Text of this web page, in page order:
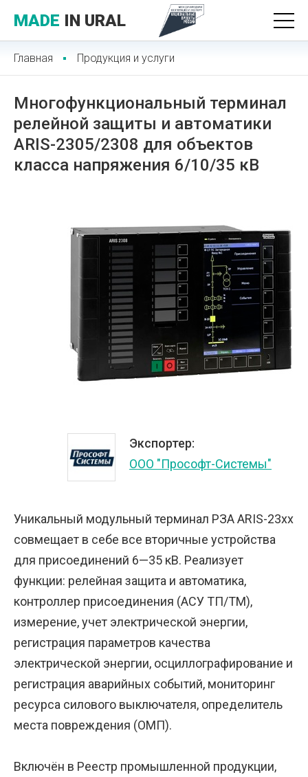
MADE IN URAL
Главная Продукция и услуги
Многофункциональный терминал
релейной защиты и автоматики
ARIS-2305/2308 для объектов
класса напряжения 6/10/35 кВ
Экспортер:
ООО "Прософт-Системы"
Уникальный модульный терминал РЗА ARIS-23хх
совмещает в себе все вторичные устройства
для присоединений 6—35 кВ. Реализует
функции: релейная защита и автоматика,
контроллер присоединения (АСУ ТП/ТМ),
измерение, учет электрической энергии,
регистрация параметров качества
электрической энергии, осциллографирование и
регистрация аварийных событий, мониторинг
ресурса силового выключателя, определитель
места повреждения (ОМП).
Включён в Реестр промышленной продукции,